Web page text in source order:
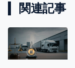
関連記事